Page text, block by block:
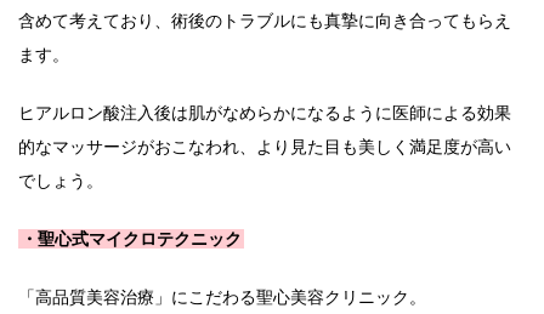
含めて考えており、術後のトラブルにも真摯に向き合ってもらえ
ます。
ヒアルロン酸注入後は肌がなめらかになるように医師による効果
的なマッサージがおこなわれ、より見た目も美しく満足度が高い
でしょう。
・聖心式マイクロテクニック
「高品質美容治療」にこだわる聖心美容クリニック。